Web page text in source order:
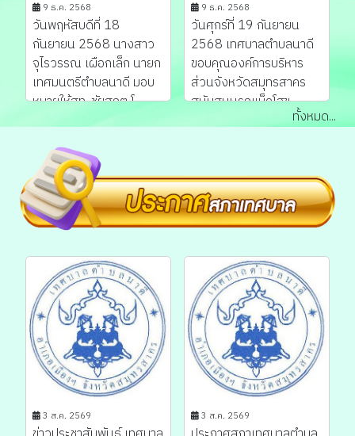
9 ธ.ค. 2568
วันพฤหัสบดีที่ 18
กันยายน 2568 นางสาว
จุไรวรรณ เผือกเล็ก นายก
เทศมนตรีตําบลนาดี มอบ
หมายให้สท. ชัยสฤต โ...
9 ธ.ค. 2568
วันศุกร์ที่ 19 กันยายน
2568 เทศบาลตำบลนาดี
ขอบคุณองค์การบริหาร
ส่วนจังหวัดสมุทรสาคร
สนับสนุนรถแบ็คโฮข...
ทั้งหมด...
3 ส.ค. 2569 3 ส.ค. 2569